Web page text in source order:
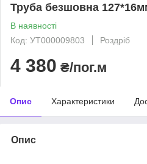
Труба безшовна
В наявності
Код: УТ000009803
Роздріб
4 380 ₴/пог.м
Опис Характеристики
Опис